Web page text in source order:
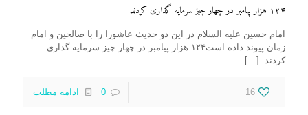
۱۲۴ هزار پیامبر در چهار چیز سرمایه گذاری کردند
امام حسین علیه السلام در این دو حدیث عاشورا را با صالحین و امام
زمان پیوند داده است۱۲۴ هزار پیامبر در چهار چیز سرمایه گذاری
کردند: […]
16
0 ادامه مطلب